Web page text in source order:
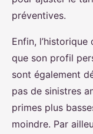
préventives.
Enfin,
que son profil
sont également
pas de sinistres
primes plus
moindre. Par